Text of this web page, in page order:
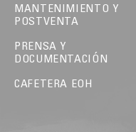
MANTENIMIENTO Y
POSTVENTA
PRENSA Y
DOCUMENTACIÓN
CAFETERA EOH